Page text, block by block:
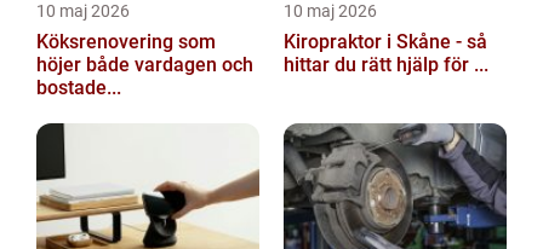
10 maj 2026
Köksrenovering som
höjer både vardagen och
bostade...
10 maj 2026
Kiropraktor i Skåne - så
hittar du rätt hjälp för ...